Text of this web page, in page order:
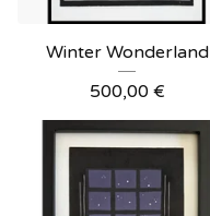
Winter Wonderland
500,00 €